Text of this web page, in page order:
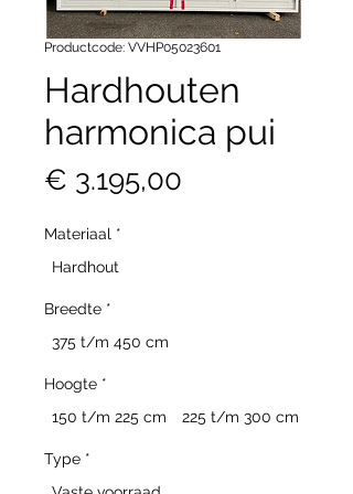
Productcode: VVHP05023601
Hardhouten
harmonica pui
€ 3.195,00
Materiaal *
Hardhout
Breedte *
375 t/m 450 cm
Hoogte *
150 t/m 225 cm
225 t/m 300 cm
Type *